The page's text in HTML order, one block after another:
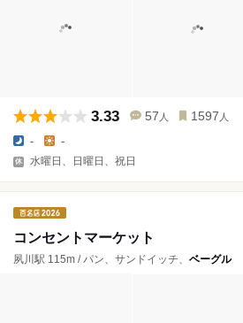
3.33 57 人 1597 人
- -
水曜日、日曜日、祝日
コンセントマーケット
夙川駅 115m / パン、サンドイッチ、 ベーグル